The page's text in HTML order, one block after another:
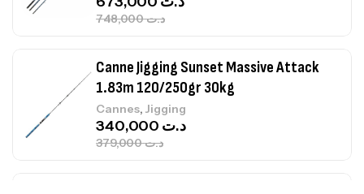
د.ت748,000
Canne Jigging Sunset Massive Attack
1.83m 120/250gr 30kg
Cannes,Jigging
د.ت379,000
د.ت